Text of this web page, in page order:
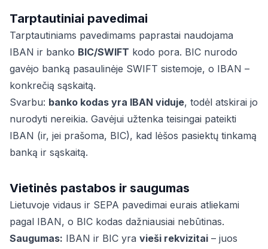
Tarptautiniai pavedimai
Tarptautiniams pavedimams paprastai naudojama
IBAN ir banko BIC/SWIFT kodo pora. BIC nurodo
gavėjo banką pasaulinėje SWIFT sistemoje, o IBAN –
konkrečią sąskaitą.
Svarbu: banko kodas yra IBAN viduje, todėl atskirai jo
nurodyti nereikia. Gavėjui užtenka teisingai pateikti
IBAN (ir, jei prašoma, BIC), kad lėšos pasiektų tinkamą
banką ir sąskaitą.
Vietinės pastabos ir saugumas
Lietuvoje vidaus ir SEPA pavedimai eurais atliekami
pagal IBAN, o BIC kodas dažniausiai nebūtinas.
Saugumas: IBAN ir BIC yra vieši rekvizitai – juos